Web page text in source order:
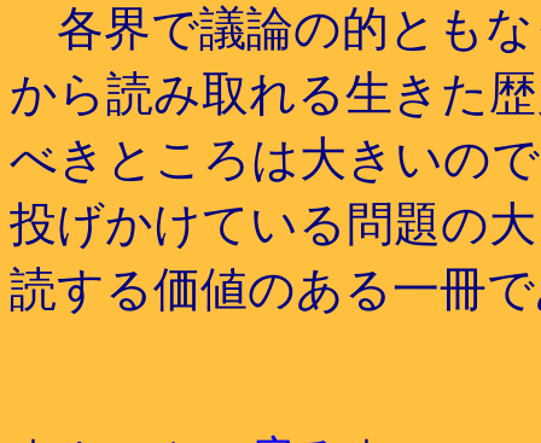
各界で議論の的とも
から読み取れる生きた
べきところは大きいの
投げかけている問題の
読する価値のある一冊